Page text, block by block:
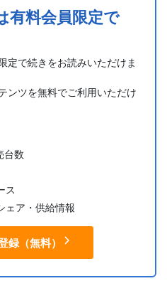
Zero戦略の一環。
有料会員限定で
定で続きをお読みいただけま
ンツを無料でご利用いただけ
台数
ス
ェア・供給情報
録（無料）